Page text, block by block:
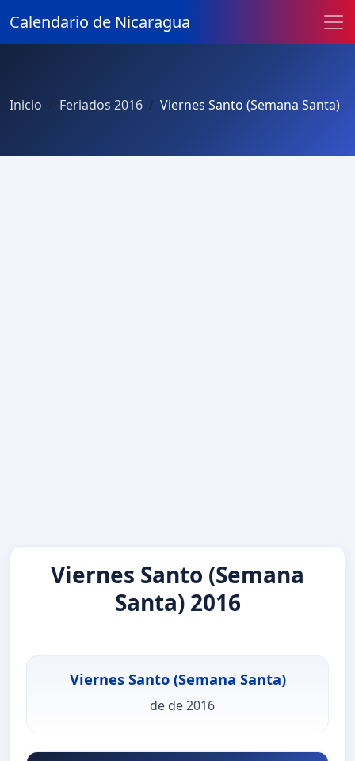
Calendario de Nicaragua
Inicio Feriados 2016 Viernes Santo (Semana Santa)
Viernes Santo (Semana
Santa) 2016
Viernes Santo (Semana Santa)
de de 2016